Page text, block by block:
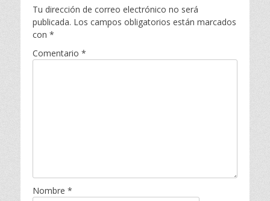
Tu dirección de correo electrónico no será
publicada. Los campos obligatorios están marcados
con *
Comentario *
Nombre *